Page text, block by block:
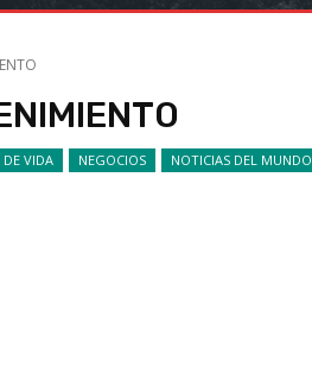
DE VIDA NEGOCIOS NOTICIAS DEL MUNDO